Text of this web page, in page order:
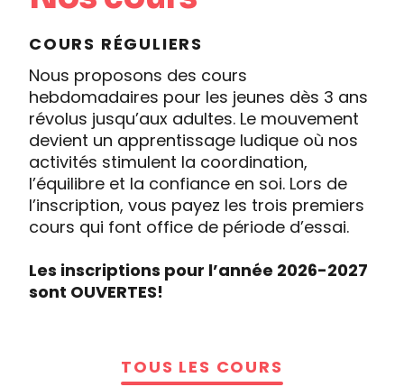
COURS RÉGULIERS
Nous proposons des cours
hebdomadaires pour les jeunes dès 3 ans
révolus jusqu’aux adultes. Le mouvement
devient un apprentissage ludique où nos
activités stimulent la coordination,
l’équilibre et la confiance en soi. Lors de
l’inscription, vous payez les trois premiers
cours qui font office de période d’essai.
Les inscriptions pour l’année 2026-2027
sont OUVERTES!
TOUS LES COURS